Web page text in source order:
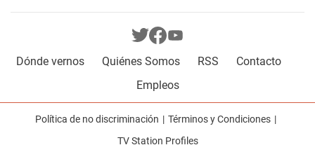
Dónde vernos Quiénes Somos RSS
Contacto
Empleos
Política de no discriminación
Términos y Condiciones
TV Station Profiles